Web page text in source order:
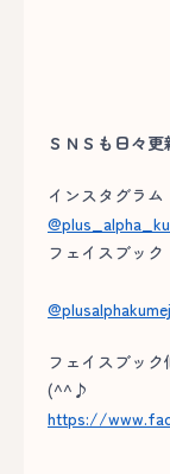
ＳＮＳも日
インスタグラム
フェイスブック
フェイスブッ
(^^♪
https://